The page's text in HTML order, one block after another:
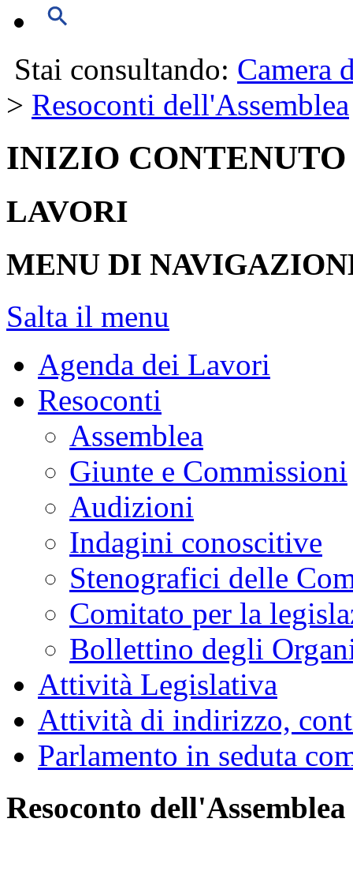
Stai consultando: Camera
> Resoconti dell'Assemblea
INIZIO CONTENUTO
LAVORI
MENU DI
Salta il menu
Agenda dei Lavori
Resoconti
Assemblea
Giunte e Commissioni
Audizioni
Indagini conoscitive
Stenografici delle
Comitato per la
Bollettino degli
Attività Legislativa
Attività di indirizzo,
Parlamento in seduta
Resoconto dell'Assemblea